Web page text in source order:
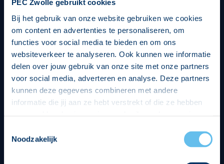
PEC Zwolle gebruikt cookies
Bij het gebruik van onze website gebruiken we cookies
om content en advertenties te personaliseren, om
functies voor social media te bieden en om ons
websiteverkeer te analyseren. Ook kunnen we informatie
delen over jouw gebruik van onze site met onze partners
voor social media, adverteren en analyse. Deze partners
kunnen deze gegevens combineren met andere
informatie die jij aan ze hebt verstrekt of die ze hebben
op een veilige en integere wijze. Je kunt je toestemming
beheren op de privacy- en cookieverklaring pagina.
Noodzakelijk